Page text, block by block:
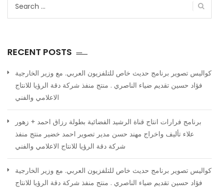
RECENT POSTS
كواليس تصوير برنامج حديث خاص للتلفزيون العربي. مع وزير الخارجية
فؤاد حسين تقديم ضياء الناصري . منتج منفذ شركة دقة الرؤيا للانتاج
الاعلامي والفني
برنامج فرارات انتاج قناة الرشيد الفضائية بطولة رزاق احمد + زهور
علاء تأليف واخراج مهند حسن مدير تصوير احمد خضير منتج منفذ
شركة دقة الرؤيا للانتاج الاعلامي والفني
كواليس تصوير برنامج حديث خاص للتلفزيون العربي. مع وزير الخارجية
فؤاد حسين تقديم ضياء الناصري . منتج منفذ شركة دقة الرؤيا للانتاج